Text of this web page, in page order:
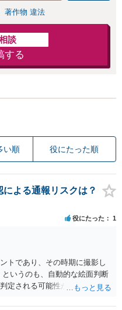
著作物 違法
談
する
い順 役にたった順
よる通報リスクは？
役にたった 1
トであり、その時期に撮影し
いうのも、自動的な絵面判断
定される可能性があります。